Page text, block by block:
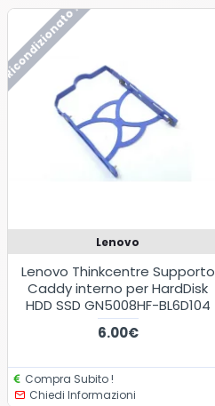
Ricondizionato !
Lenovo
Lenovo Thinkcentre Supporto
Caddy interno per HardDisk
HDD SSD GN5008HF-BL6D104
6.00€
Compra Subito !
Chiedi Informazioni